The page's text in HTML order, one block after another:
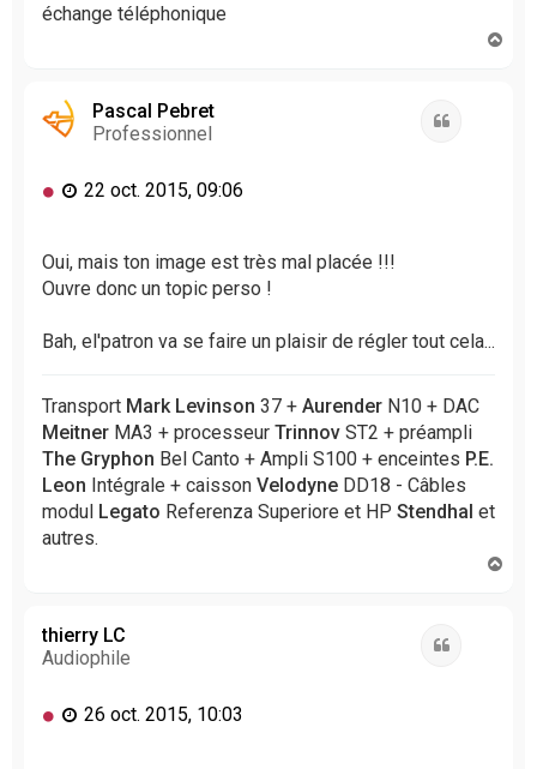
échange téléphonique
Pascal Pebret
Professionnel
M
s
a
g
n
l
u
22 oct. 2015, 09:06
Oui, mais ton image est très mal placée !!!
Ouvre donc un topic perso !
Bah, el'patron va se faire un plaisir de régler tout cela...
Transport Mark Levinson 37 + Aurender N10 + DAC
Meitner MA3 + processeur Trinnov ST2 + préampli
The Gryphon Bel Canto + Ampli S100 + enceintes P.E.
Leon Intégrale + caisson Velodyne DD18 - Câbles
modul Legato Referenza Superiore et HP Stendhal et
autres.
thierry LC
Audiophile
M 26 oct. 2015, 10:03